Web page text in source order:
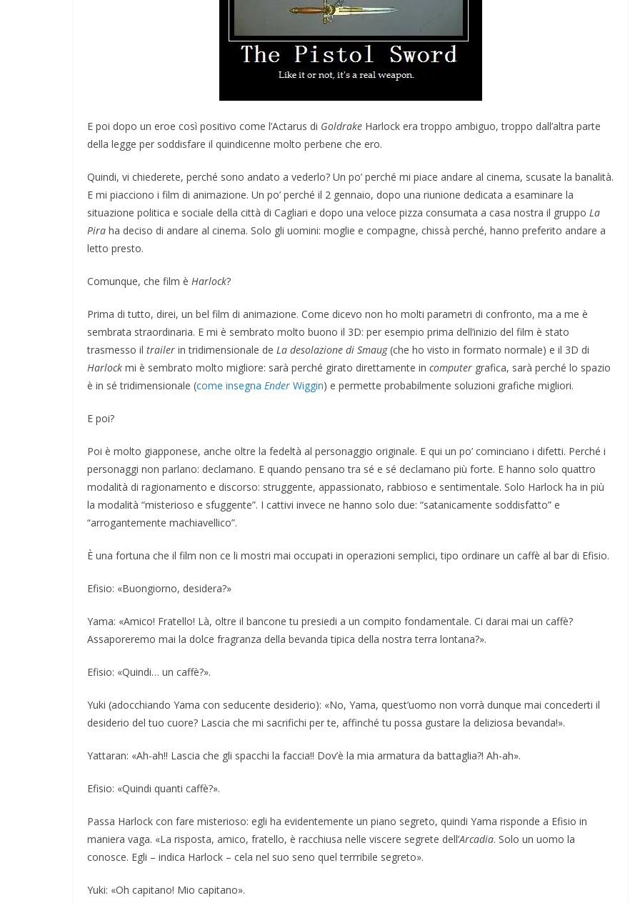
E poi dopo un eroe così positivo come l’Actarus di Goldrake Harlock era troppo ambiguo, troppo dall’altra parte
della legge per soddisfare il quindicenne molto perbene che ero.
Quindi, vi chiederete, perché sono andato a vederlo? Un po’ perché mi piace andare al cinema, scusate la banalità.
E mi piacciono i film di animazione. Un po’ perché il 2 gennaio, dopo una riunione dedicata a esaminare la
situazione politica e sociale della città di Cagliari e dopo una veloce pizza consumata a casa nostra il gruppo La
Pira ha deciso di andare al cinema. Solo gli uomini: moglie e compagne, chissà perché, hanno preferito andare a
letto presto.
Comunque, che film è Harlock?
Prima di tutto, direi, un bel film di animazione. Come dicevo non ho molti parametri di confronto, ma a me è
sembrata straordinaria. E mi è sembrato molto buono il 3D: per esempio prima dell’inizio del film è stato
trasmesso il trailer in tridimensionale de La desolazione di Smaug(che ho visto in formato normale) e il 3D di
Harlock mi è sembrato molto migliore: sarà perché girato direttamente in computer grafica, sarà perché lo spazio
è in sé tridimensionale (come insegna Ender Wiggin) e permette probabilmente soluzioni grafiche migliori.
E poi?
Poi è molto giapponese, anche oltre la fedeltà al personaggio originale. E qui un po’ cominciano i difetti. Perché i
personaggi non parlano: declamano. E quando pensano tra sé e sé declamano più forte. E hanno solo quattro
modalità di ragionamento e discorso: struggente, appassionato, rabbioso e sentimentale. Solo Harlock ha in più
la modalità “misterioso e sfuggente”. I cattivi invece ne hanno solo due: “satanicamente soddisfatto” e
“arrogantemente machiavellico”.
È una fortuna che il film non ce li mostri mai occupati in operazioni semplici, tipo ordinare un caffè al bar di Efisio.
Efisio: «Buongiorno, desidera?»
Yama: «Amico! Fratello! Là, oltre il bancone tu presiedi a un compito fondamentale. Ci darai mai un caffè?
Assaporeremo mai la dolce fragranza della bevanda tipica della nostra terra lontana?».
Efisio: «Quindi… un caffè?».
Yuki (adocchiando Yama con seducente desiderio): «No, Yama, quest’uomo non vorrà dunque mai concederti il
desiderio del tuo cuore? Lascia che mi sacrifichi per te, affinché tu possa gustare la deliziosa bevanda!».
Yattaran: «Ah-ah!! Lascia che gli spacchi la faccia!! Dov’è la mia armatura da battaglia?! Ah-ah».
Efisio: «Quindi quanti caffè?».
Passa Harlock con fare misterioso: egli ha evidentemente un piano segreto, quindi Yama risponde a Efisio in
maniera vaga. «La risposta, amico, fratello, è racchiusa nelle viscere segrete dell’Arcadia. Solo un uomo la
conosce. Egli – indica Harlock – cela nel suo seno quel terrribile segreto».
Yuki: «Oh capitano! Mio capitano».
il conflitto alla
la Pace di
OPINIONI
POLITICA TESTI
Cospirazioni
04/02/2026 Rufus
COORDINATE IL PENSIERO
OPINIONI
POLITICA
TESTI